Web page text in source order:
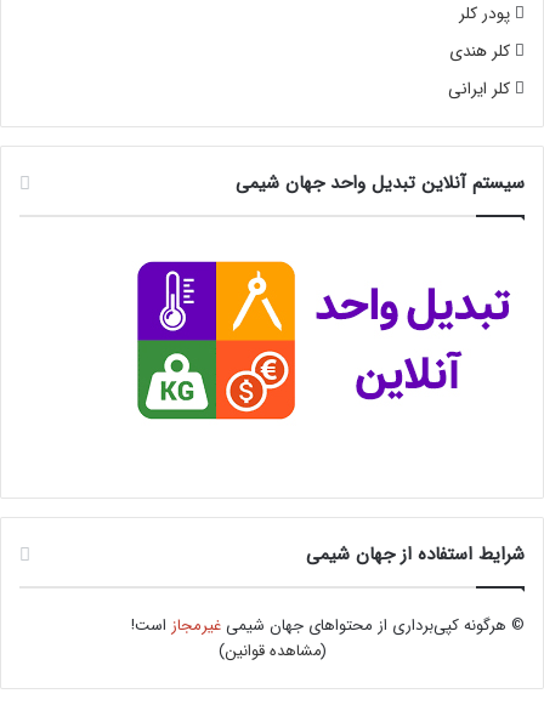
پودر کلر
کلر هندی
کلر ایرانی
سیستم آنلاین تبدیل واحد جهان شیمی
شرایط استفاده از جهان شیمی
© هرگونه کپی‌برداری از محتواهای جهان شیمیغیرمجاز است!
(مشاهده قوانین)